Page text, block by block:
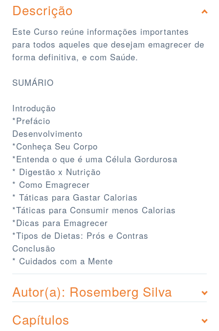
Descrição
Este Curso reúne informações importantes
para todos aqueles que desejam emagrecer de
forma definitiva, e com Saúde.
SUMÁRIO
Introdução
*Prefácio
Desenvolvimento
*Conheça Seu Corpo
*Entenda o que é uma Célula Gordurosa
* Digestão x Nutrição
* Como Emagrecer
* Táticas para Gastar Calorias
*Táticas para Consumir menos Calorias
*Dicas para Emagrecer
*Tipos de Dietas: Prós e Contras
Conclusão
* Cuidados com a Mente
Autor(a): Rosemberg Silva
Capítulos